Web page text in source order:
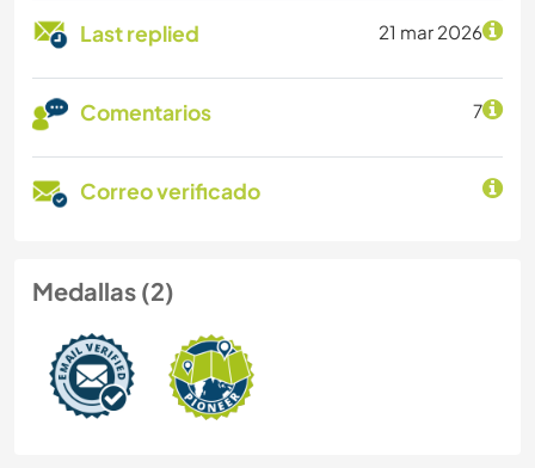
Last replied 21 mar 2026
Comentarios 7
Correo verificado
Medallas (2)